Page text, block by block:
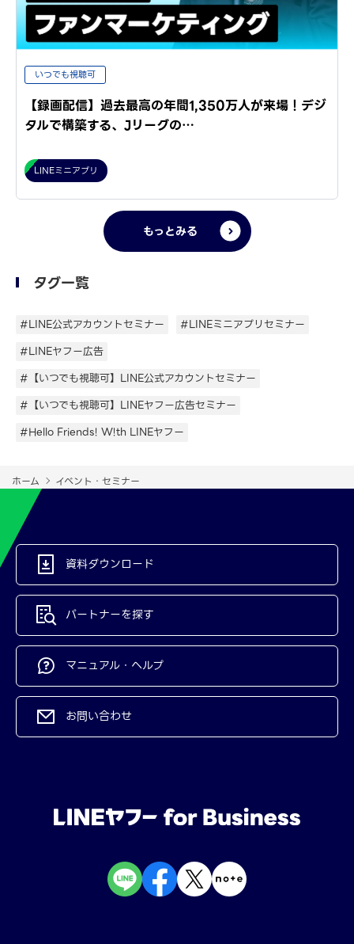
いつでも視聴可
【録画配信】過去最高の年間1,350万人が来場！デジ
タルで構築する、Jリーグの…
LINEミニアプリ
もっとみる
タグ一覧
#LINE公式アカウントセミナー
#LINEミニアプリセミナー
#LINEヤフー広告
#【いつでも視聴可】LINE公式アカウントセミナー
#【いつでも視聴可】LINEヤフー広告セミナー
#Hello Friends! W!th LINEヤフー
ホーム イベント・セミナー
資料ダウンロード
パートナーを探す
マニュアル・ヘルプ
お問い合わせ